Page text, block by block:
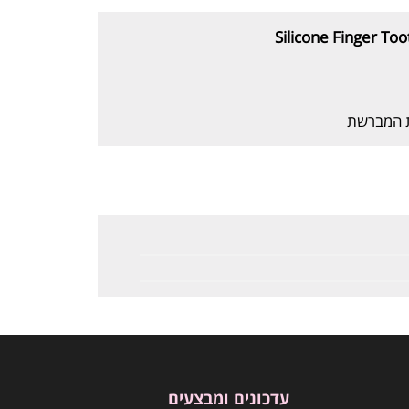
Silicone Finger
המברשת
עדכונים ומבצעים